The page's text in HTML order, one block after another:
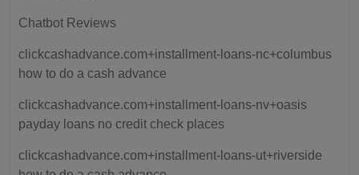
Chatbot Reviews
clickcashadvance.com+installment-loans-nc+columbus
how to do a cash advance
clickcashadvance.com+installment-loans-nv+oasis
payday loans no credit check places
clickcashadvance.com+installment-loans-ut+riverside